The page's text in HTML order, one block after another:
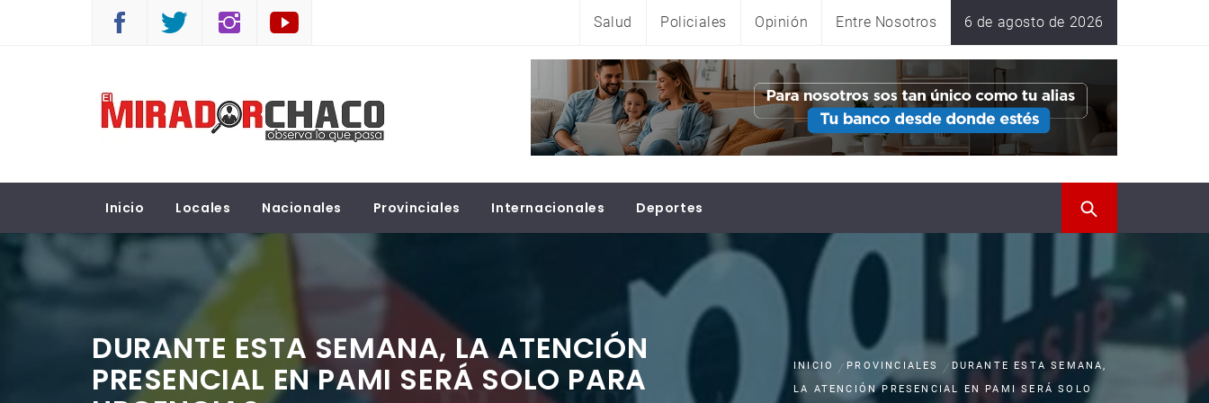
Salud Policiales Opinión Entre Nosotros 6 de agosto de 2026
EL MIRADOR CHACO
Inicio Locales Nacionales Provinciales Internacionales Deportes
DURANTE ESTA SEMANA, LA ATENCIÓN
PRESENCIAL EN PAMI SERÁ SOLO PARA INICIO PROVINCIALES
DURANTE ESTA SEMANA,
LA ATENCIÓN PRESENCIAL EN PAMI SERÁ SOLO